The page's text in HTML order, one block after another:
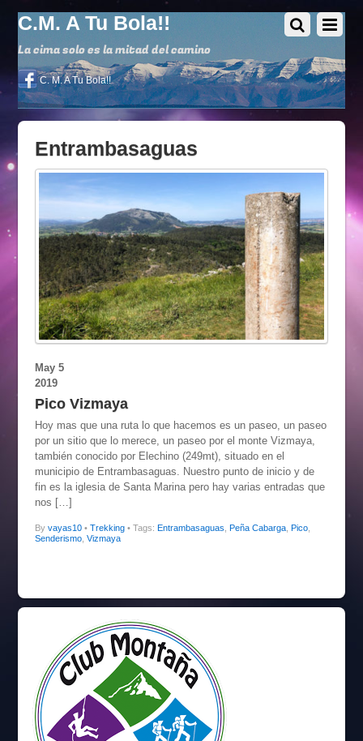
C.M. A Tu Bola!!
La cima solo es la mitad del camino
C. M. A Tu Bola!!
Entrambasaguas
May 5
2019
Pico Vizmaya
Hoy mas que una ruta lo que hacemos es un paseo, un paseo
por un sitio que lo merece, un paseo por el monte Vizmaya,
también conocido por Elechino (249mt), situado en el
municipio de Entrambasaguas. Nuestro punto de inicio y de
fin es la iglesia de Santa Marina pero hay varias entradas que
nos […]
By vayas10• Trekking • Tags: Entrambasaguas Peña Cabarga, Pico,
Senderismo, Vizmaya